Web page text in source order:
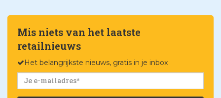
Mis niets van het laatste
retailnieuws
Het belangrijkste nieuws, gratis in je inbox